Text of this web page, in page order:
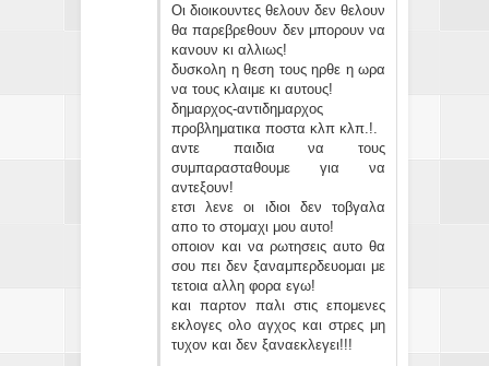
Οι διοικουντες θελουν δεν θελουν
θα παρεβρεθουν δεν μπορουν να
κανουν κι αλλιως!
δυσκολη η θεση τους ηρθε η ωρα
να τους κλαιμε κι αυτους!
δημαρχος-αντιδημαρχος
προβληματικα ποστα κλπ κλπ.!.
αντε παιδια να τους
συμπαρασταθουμε για να
αντεξουν!
ετσι λενε οι ιδιοι δεν τοβγαλα
απο το στομαχι μου αυτο!
οποιον και να ρωτησεις αυτο θα
σου πει δεν ξαναμπερδευομαι με
τετοια αλλη φορα εγω!
και παρτον παλι στις επομενες
εκλογες ολο αγχος και στρες μη
τυχον και δεν ξαναεκλεγει!!!